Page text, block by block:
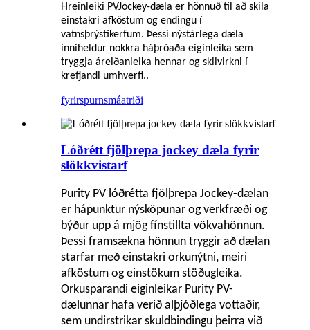
Hreinleiki PVJockey-dæla er hönnuð til að skila
einstakri afköstum og endingu í
vatnsþrýstikerfum. Þessi nýstárlega dæla
inniheldur nokkra háþróaða eiginleika sem
tryggja áreiðanleika hennar og skilvirkni í
krefjandi umhverfi..
fyrirspurnsmáatriði
Lóðrétt fjölþrepa jockey dæla fyrir
slökkvistarf
Purity PV lóðrétta fjölþrepa Jockey-dælan
er hápunktur nýsköpunar og verkfræði og
býður upp á mjög fínstillta vökvahönnun.
Þessi framsækna hönnun tryggir að dælan
starfar með einstakri orkunýtni, meiri
afköstum og einstökum stöðugleika.
Orkusparandi eiginleikar Purity PV-
dælunnar hafa verið alþjóðlega vottaðir,
sem undirstrikar skuldbindingu þeirra við